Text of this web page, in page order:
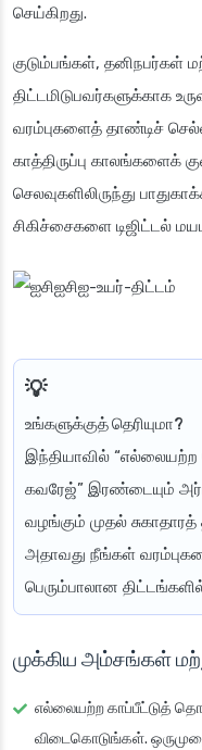
செய்கிறது.
குடும்பங்கள், தனிநபர்கள்
திட்டமிடுபவர்களுக்காக
வரம்புகளைத் தாண்டிச்
காத்திருப்பு காலங்களைக்
செலவுகளிலிருந்து
சிகிச்சைகளை டிஜிட்டல்
உங்களுக்குத் தெரியுமா?
இந்தியாவில்
கவரேஜ்” இரண்டையும்
வழங்கும் முதல்
அதாவது நீங்கள்
பெரும்பாலான
முக்கிய அம்சங்கள்
எல்லையற்ற காப்பீட்டுத்
விடைகொடுங்கள்.